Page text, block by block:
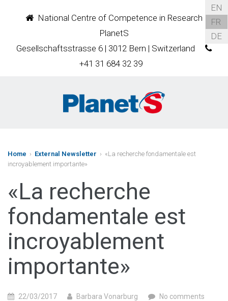
National Centre of Competence in Research
PlanetS
Gesellschaftsstrasse 6 | 3012 Bern | Switzerland
+41 31 684 32 39
EN
FR
DE
Home › External Newsletter › «La recherche fondamentale est
incroyablement importante»
«La recherche
fondamentale est
incroyablement
importante»
22/03/2017 Barbara Vonarburg No comments